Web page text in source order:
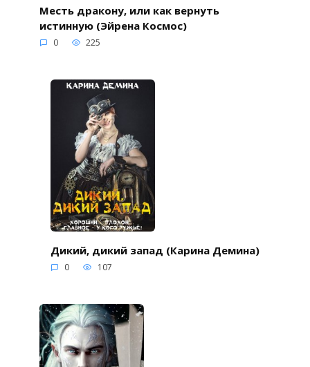
Месть дракону, или как вернуть
истинную (Эйрена Космос)
0 225
Дикий, дикий запад (Карина Демина)
0 107